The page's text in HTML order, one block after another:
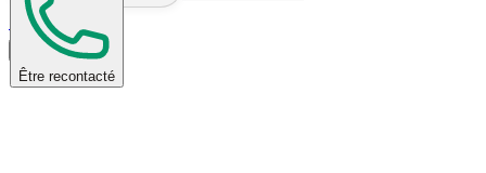
Être recontacté
Espace Client